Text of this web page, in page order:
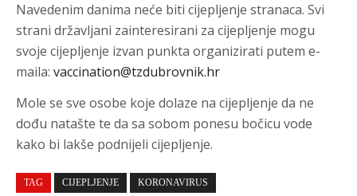
Navedenim danima neće biti cijepljenje stranaca. Svi
strani državljani zainteresirani za cijepljenje mogu
svoje cijepljenje izvan punkta organizirati putem e-
maila: vaccination@tzdubrovnik.hr
Mole se sve osobe koje dolaze na cijepljenje da ne
dođu natašte te da sa sobom ponesu bočicu vode
kako bi lakše podnijeli cijepljenje.
TAG CIJEPLJENJE KORONAVIRUS